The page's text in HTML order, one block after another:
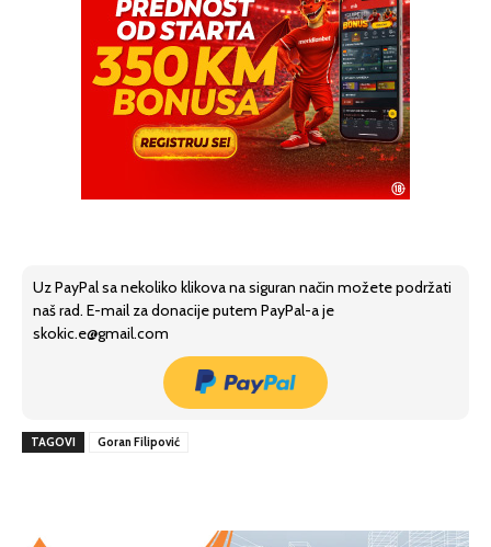
Uz PayPal sa nekoliko klikova na siguran način možete podržati
naš rad. E-mail za donacije putem PayPal-a je
skokic.e@gmail.com
TAGOVI Goran Filipović